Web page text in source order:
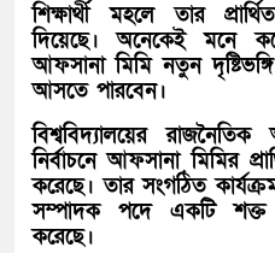
শিক্ষার্থী মহলে তার
দিয়েছে। অনেকেই মনে
আফসানা মিমি নতুন
আসতে পারবেন।
বিশ্ববিদ্যালয়ের
নির্বাচনে আফসানা মিমির
করেছে। তার সংগঠিত
সম্পাদক পদে একটি শক্ত
করেছে।